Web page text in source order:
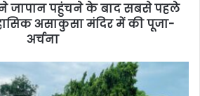
ने जापान पहुंचने के बाद सबसे पहले
असाकुसा मंदिर में की पूजा-
अर्चना